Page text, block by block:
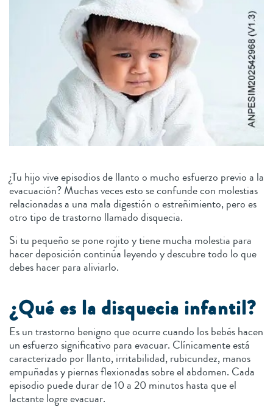
¿Tu hijo vive episodios de llanto o mucho esfuerzo previo a la
evacuación? Muchas veces esto se confunde con molestias
relacionadas a una mala digestión o estreñimiento, pero es
otro tipo de trastorno llamado disquecia.
Si tu pequeño se pone rojito y tiene mucha molestia para
hacer deposición continúa leyendo y descubre todo lo que
debes hacer para aliviarlo.
¿Qué es la disquecia infantil?
Es un trastorno benigno que ocurre cuando los bebés hacen
un esfuerzo significativo para evacuar. Clínicamente está
caracterizado por llanto, irritabilidad, rubicundez, manos
empuñadas y piernas flexionadas sobre el abdomen. Cada
episodio puede durar de 10 a 20 minutos hasta que el
lactante logre evacuar.